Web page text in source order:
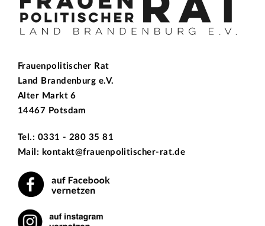
Frauenpolitischer Rat
Land Brandenburg e.V.
Alter Markt 6
14467 Potsdam
Tel.: 0331 - 280 35 81
Mail: kontakt@frauenpolitischer-rat.de